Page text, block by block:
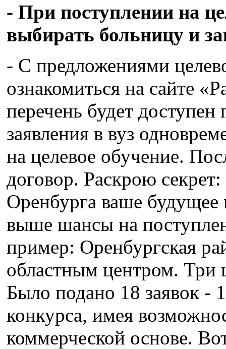
- При поступлении на
выбирать больницу и
- С предложениями
ознакомиться на сайте
перечень будет
заявления в вуз
на целевое обучение.
договор. Раскрою
Оренбурга ваше будущее
выше шансы на
пример: Оренбургская
областным центром. Три
Было подано 18 заявок -
конкурса, имея
коммерческой основе.